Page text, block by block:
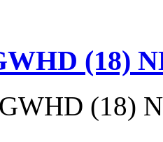
(18)
(18)